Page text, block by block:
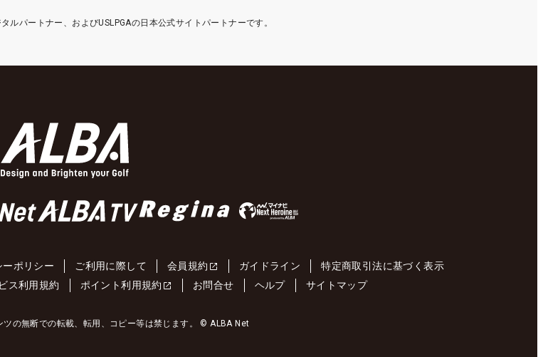
ルパートナー、およびUSLPGAの日本公式サイトパートナーです。
ーポリシー ご利用に際して 会員規約 ガイドライン
特定商取引法に基づく表示
ス利用規約 ポイント利用規約 お問合せ ヘルプ サイトマップ
ツの無断での転載、転用、コピー等は禁じます。 © ALBA Net